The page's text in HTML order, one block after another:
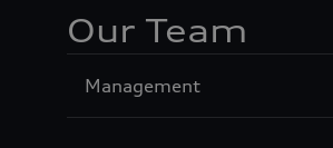
Our Team
ManagementSección